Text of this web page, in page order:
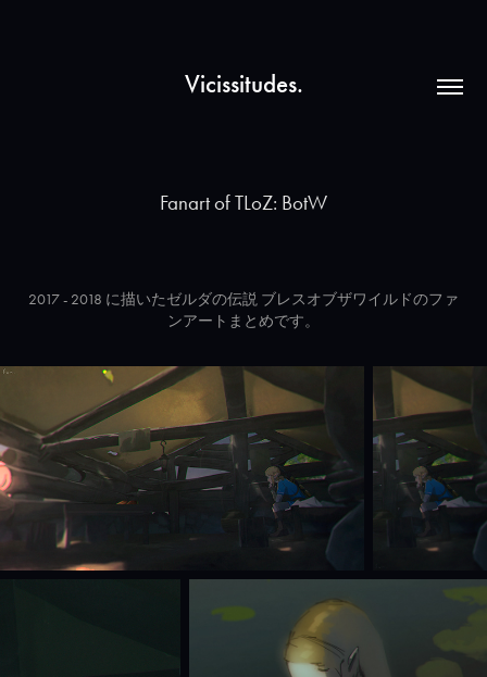
Vicissitudes.
Fanart of TLoZ: BotW
2017 - 2018 に描いたゼルダの伝説 ブレスオブザワイルドのファ
ンアートまとめです。